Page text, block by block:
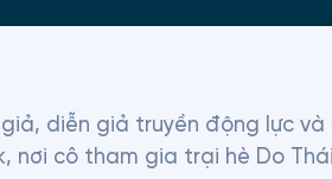
diễn giả truyền động lực
nơi cô tham gia trại hè Do